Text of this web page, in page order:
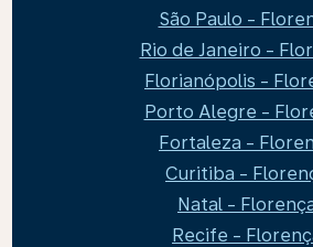
São Paulo -
Rio de Janeiro -
Florianópolis -
Porto Alegre -
Fortaleza -
Curitiba -
Natal -
Recife -